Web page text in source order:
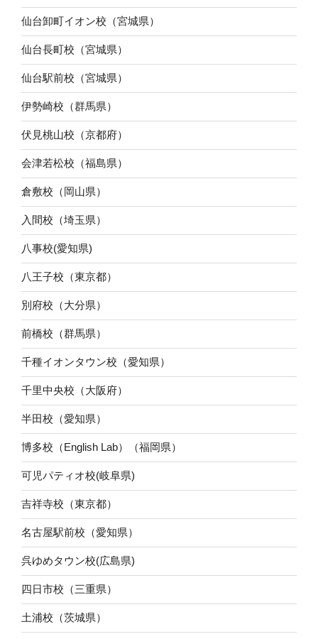
仙台卸町イオン校（宮城県）
仙台長町校（宮城県）
仙台駅前校（宮城県）
伊勢崎校（群馬県）
伏見桃山校（京都府）
会津若松校（福島県）
倉敷校（岡山県）
入間校（埼玉県）
八事校(愛知県)
八王子校（東京都）
別府校（大分県）
前橋校（群馬県）
千種イオンタウン校（愛知県）
千里中央校（大阪府）
半田校（愛知県）
博多校（English Lab）（福岡県）
可児パティオ校(岐阜県)
吉祥寺校（東京都）
名古屋駅前校（愛知県）
呉ゆめタウン校(広島県)
四日市校（三重県）
土浦校（茨城県）